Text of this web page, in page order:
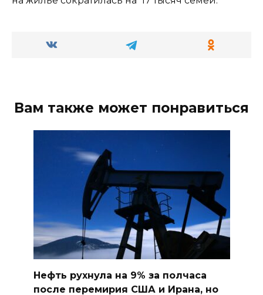
Вам также может понравиться
Нефть рухнула на 9% за полчаса
после перемирия США и Ирана, но